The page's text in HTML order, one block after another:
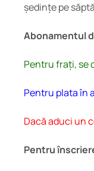
ședințe pe
Abonamentul
Pentru frați, se
Pentru plata în
Dacă aduci un
Pentru